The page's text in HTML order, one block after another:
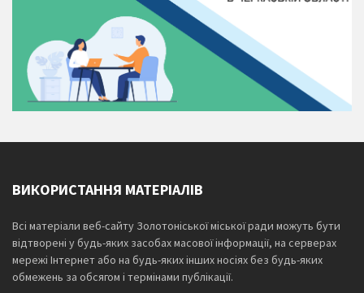
ВИКОРИСТАННЯ МАТЕРІАЛІВ
Всі матеріали веб-сайту Золотоніської міської ради можуть бути
відтворені у будь-яких засобах масової інформації, на серверах
мережі Інтернет або на будь-яких інших носіях без будь-яких
обмежень за обсягом і термінами публікації.